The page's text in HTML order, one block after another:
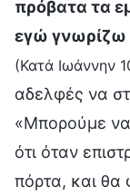
πρόβατα τα
εγώ γνωρίζω
(Κατά Ιωάννην
αδελφές να
«Μπορούμε
ότι όταν
πόρτα, και θα